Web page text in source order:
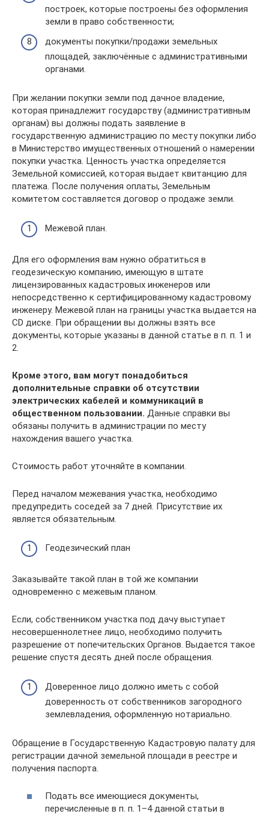
построек, которые построены без оформления
земли в право собственности;
документы покупки/продажи земельных
площадей, заключённые с административными
органами.
При желании покупки земли под дачное владение,
которая принадлежит государству (административным
органам) вы должны подать заявление в
государственную администрацию по месту покупки либо
в Министерство имущественных отношений о намерении
покупки участка. Ценность участка определяется
Земельной комиссией, которая выдает квитанцию для
платежа. После получения оплаты, Земельным
комитетом составляется договор о продаже земли.
Межевой план.
Для его оформления вам нужно обратиться в
геодезическую компанию, имеющую в штате
лицензированных кадастровых инженеров или
непосредственно к сертифицированному кадастровому
инженеру. Межевой план на границы участка выдается на
CD диске. При обращении вы должны взять все
документы, которые указаны в данной статье в п. п. 1 и
2.
Кроме этого, вам могут понадобиться
дополнительные справки об отсутствии
электрических кабелей и коммуникаций в
общественном пользовании. Данные справки вы
обязаны получить в администрации по месту
нахождения вашего участка.
Стоимость работ уточняйте в компании.
Перед началом межевания участка, необходимо
предупредить соседей за 7 дней. Присутствие их
является обязательным.
Геодезический план
Заказывайте такой план в той же компании
одновременно с межевым планом.
Если, собственником участка под дачу выступает
несовершеннолетнее лицо, необходимо получить
разрешение от попечительских Органов. Выдается такое
решение спустя десять дней после обращения.
Доверенное лицо должно иметь с собой
доверенность от собственников загородного
землевладения, оформленную нотариально.
Обращение в Государственную Кадастровую палату для
регистрации дачной земельной площади в реестре и
получения паспорта.
Подать все имеющиеся документы,
перечисленные в п. п. 1–4 данной статьи в